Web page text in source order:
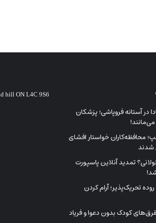
در آستانه فروپاشی؛ پزشکان
می‌مانند!
محافظه‌کاران خواستار افشای
شدند
تمدید آنلاین پاسپورت
تحریک‌پذیر؛ آرام کردن
کودک بدون دعوا و فریاد
hill ON L4C 9S6